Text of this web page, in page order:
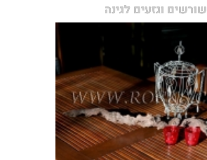
שורשים וגזעים לגינה